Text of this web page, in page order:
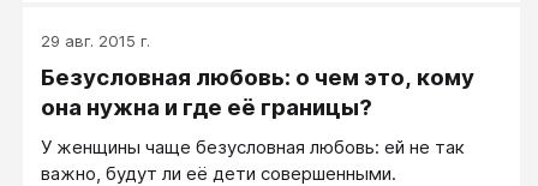
29 авг. 2015 г.
Безусловная любовь: о чем это, кому
она нужна и где её границы?
У женщины чаще безусловная любовь: ей не так
важно, будут ли её дети совершенными.